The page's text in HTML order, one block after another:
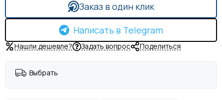
Заказ в один клик
Написать в Telegram
Нашли дешевле? Задать вопрос Поделиться
Выбрать